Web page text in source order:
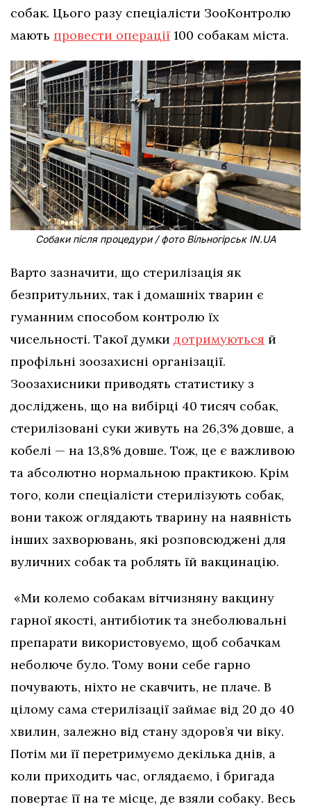
собак. Цього разу спеціалісти ЗооКонтролю
мають провести операції 100 собакам міста.
Cобаки після процедури / фото Вільногірськ IN.UA
Варто зазначити, що стерилізація як
безпритульних, так і домашніх тварин є
гуманним способом контролю їх
чисельності. Такої думки дотримуються й
профільні зоозахисні організації.
Зоозахисники приводять статистику з
досліджень, що на вибірці 40 тисяч собак,
стерилізовані суки живуть на 26,3% довше, а
кобелі — на 13,8% довше. Тож, це є важливою
та абсолютно нормальною практикою. Крім
того, коли спеціалісти стерилізують собак,
вони також оглядають тварину на наявність
інших захворювань, які розповсюджені для
вуличних собак та роблять їй вакцинацію.
«Ми колемо собакам вітчизняну вакцину
гарної якості, антибіотик та знеболювальні
препарати використовуємо, щоб собачкам
неболюче було. Тому вони себе гарно
почувають, ніхто не скавчить, не плаче. В
цілому сама стерилізації займає від 20 до 40
хвилин, залежно від стану здоров’я чи віку.
Потім ми її перетримуємо декілька днів, а
коли приходить час, оглядаємо, і бригада
повертає її на те місце, де взяли собаку. Весь